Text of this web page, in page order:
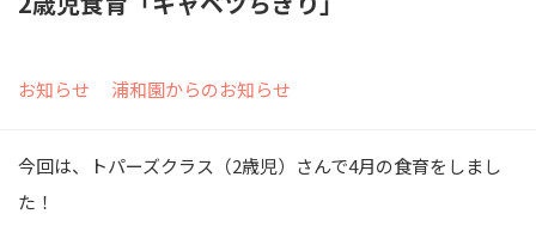
お知らせ 浦和園からのお知らせ
今回は、トパーズクラス（2歳児）さんで4月の食育をしまし
た！